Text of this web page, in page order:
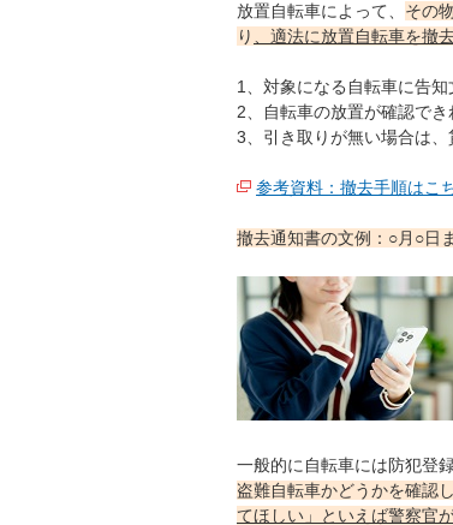
放置自転車によって、 その
り 、適法に放置自転車を撤
1、対象になる自転車に告
2、自転車の放置が確認でき
3、引き取りが無い場合は、
参考資料：撤去手順はこ
撤去通知書の文例：○月○日
一般的に自転車には防犯登
盗難自転車かどうかを確認
てほしい」といえば警察官